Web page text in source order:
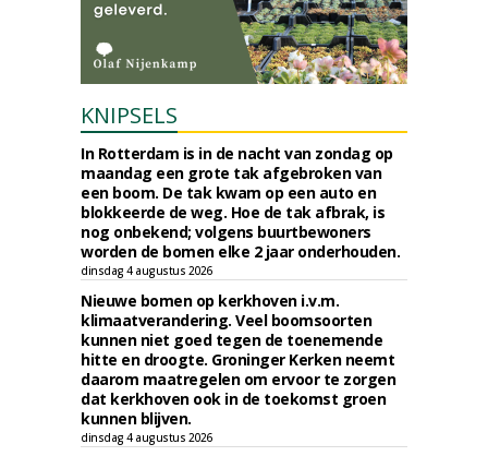
KNIPSELS
In Rotterdam is in de nacht van zondag op
maandag een grote tak afgebroken van
een boom. De tak kwam op een auto en
blokkeerde de weg. Hoe de tak afbrak, is
nog onbekend; volgens buurtbewoners
worden de bomen elke 2 jaar onderhouden.
dinsdag 4 augustus 2026
Nieuwe bomen op kerkhoven i.v.m.
klimaatverandering. Veel boomsoorten
kunnen niet goed tegen de toenemende
hitte en droogte. Groninger Kerken neemt
daarom maatregelen om ervoor te zorgen
dat kerkhoven ook in de toekomst groen
kunnen blijven.
dinsdag 4 augustus 2026